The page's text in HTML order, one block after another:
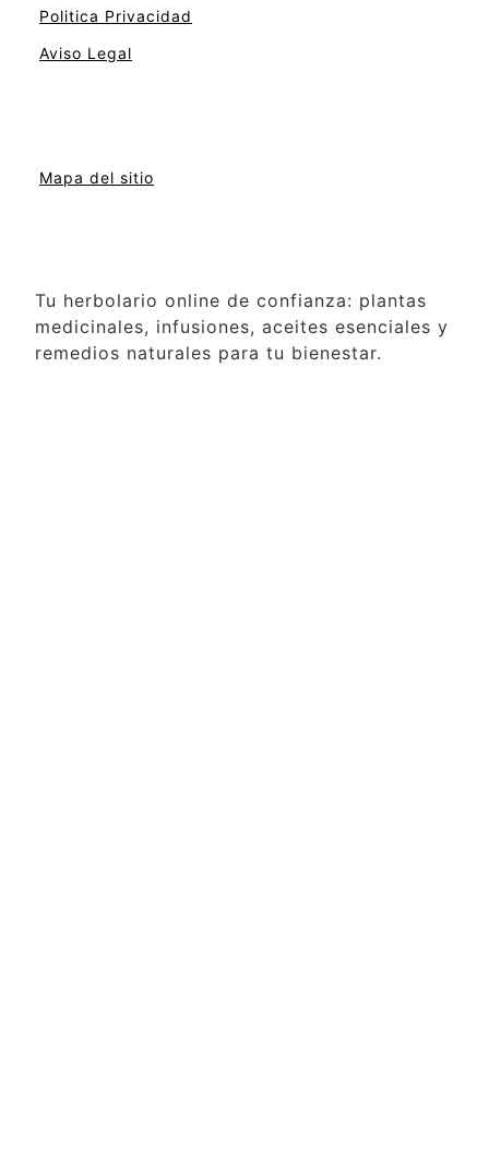
Politica Privacidad
Aviso Legal
Mapa del sitio
Tu herbolario online de confianza: plantas
medicinales, infusiones, aceites esenciales y
remedios naturales para tu bienestar.